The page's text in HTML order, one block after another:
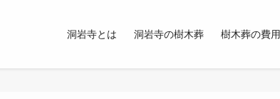
洞岩寺とは 洞岩寺の樹木葬 樹木葬の費用